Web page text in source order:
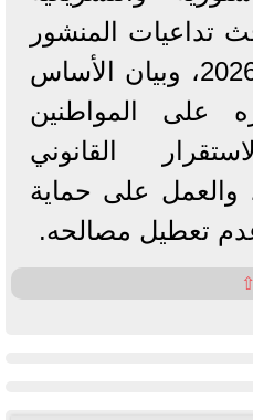
تداعيات المنشور
الفني رقم 8 لسنة 2026، وبيان الأساس
على المواطنين
القانوني
والعمل على حماية
تعطيل مصالحه.
⇧